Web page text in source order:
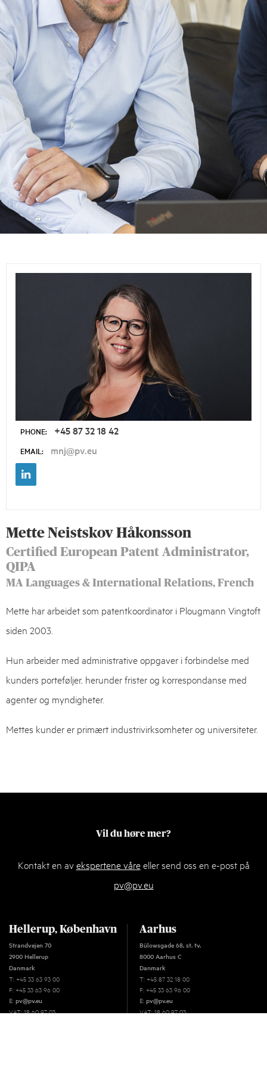
PHONE: +45 87 32 18 42
EMAIL: mnj@pv.eu
Mette Neistskov Håkonsson
Certified European Patent Administrator,
QIPA
MA Languages & International Relations, French
Mette har arbeidet som patentkoordinator i Plougmann Vingtoft
siden 2003.
Hun arbeider med administrative oppgaver i forbindelse med
kunders porteføljer, herunder frister og korrespondanse med
agenter og myndigheter.
Mettes kunder er primært industrivirksomheter og universiteter.
Vil du høre mer?
Kontakt en avekspertene våreeller send oss en e-post på
pv@pv.eu
Hellerup, København
Strandvejen 70
2900 Hellerup
Danmark
T: +45 33 63 93 00
F: +45 33 63 96 00
E: pv@pv.eu
VAT: 18 60 97 03
Aarhus
Bülowsgade 68, st. tv.
8000 Aarhus C
Danmark
T: +45 87 32 18 00
F: +45 33 63 96 00
E: pv@pv.eu
VAT: 18 60 97 03